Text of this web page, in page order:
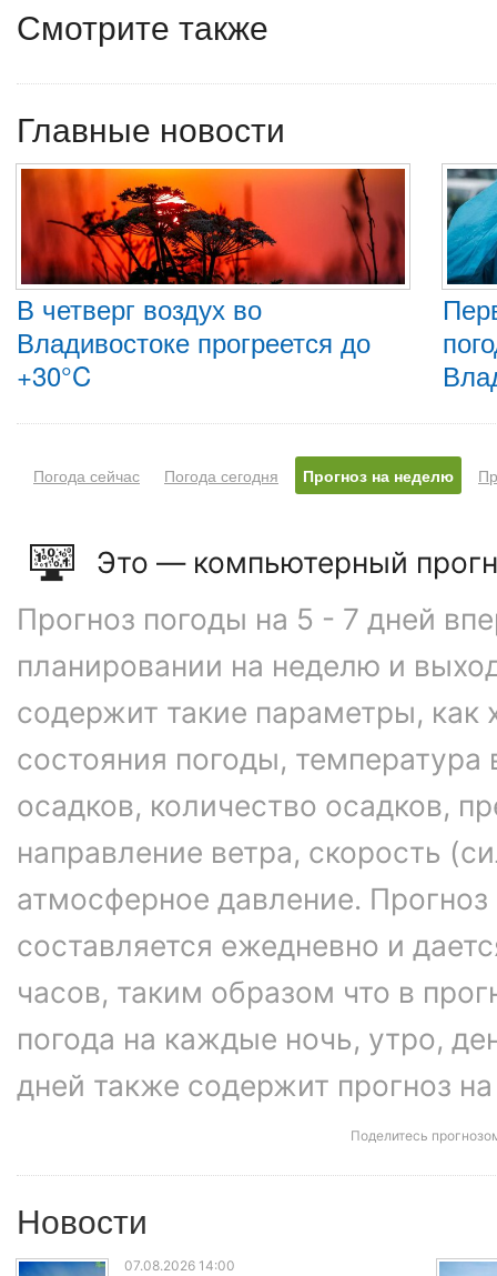
Смотрите также
Главные новости
В четверг воздух во
Владивостоке прогреется до
+30°C
Погода сейчас Погода сегодня Прогноз на неделю
Это — компьютерный
Прогноз погоды на 5 - 7 дней
планировании на неделю и
содержит такие параметры, как
состояния погоды, температура
осадков, количество осадков,
направление ветра, скорость
атмосферное давление.
составляется ежедневно и
часов, таким образом что в
погода на каждые ночь, утро,
дней также содержит прогноз
Поделитесь
Новости
07.08.2026 14:00